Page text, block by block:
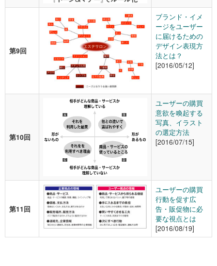
第9回
ブランド・イメ
ージをユーザー
に届けるための
デザイン表現方
法とは？
[2016/05/12]
第10回
ユーザーの購買
意欲を喚起する
写真、イラスト
の選定方法
[2016/07/15]
第11回
ユーザーの購買
行動を促す広
告・販促物に必
要な視点とは
[2016/08/19]